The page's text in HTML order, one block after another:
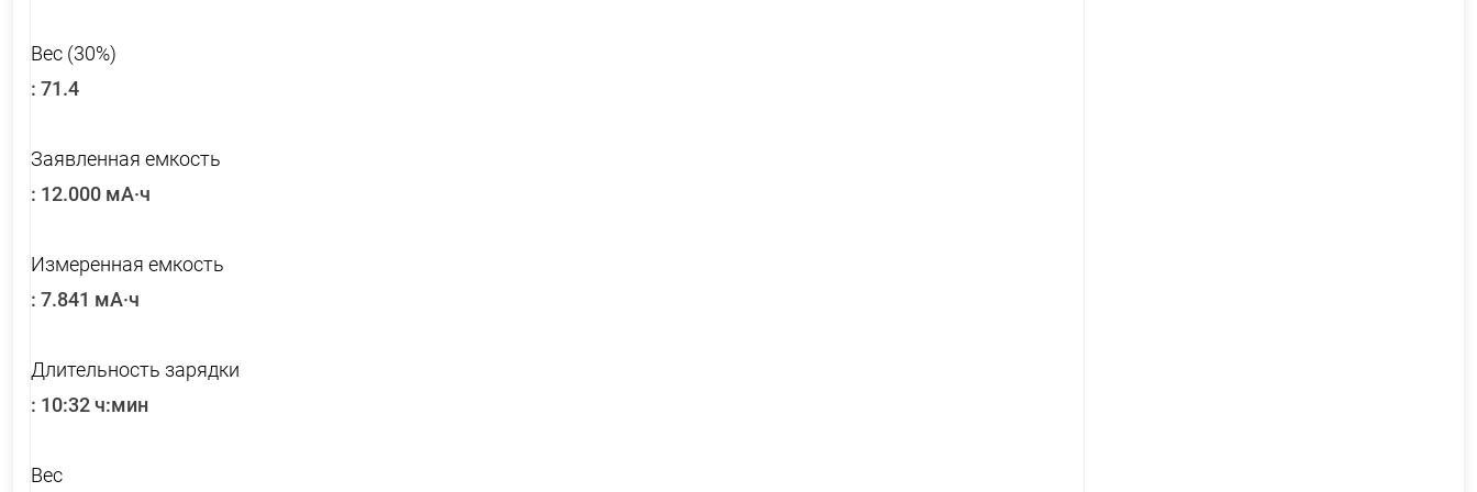
Вес (30%)
: 71.4
Заявленная емкость
: 12.000 мА·ч
Измеренная емкость
: 7.841 мА·ч
Длительность зарядки
: 10:32 ч:мин
Вес